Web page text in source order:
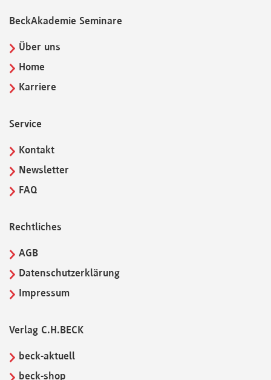
BeckAkademie Seminare
Über uns
Home
Karriere
Service
Kontakt
Newsletter
FAQ
Rechtliches
AGB
Datenschutzerklärung
Impressum
Verlag C.H.BECK
beck-aktuell
beck-shop